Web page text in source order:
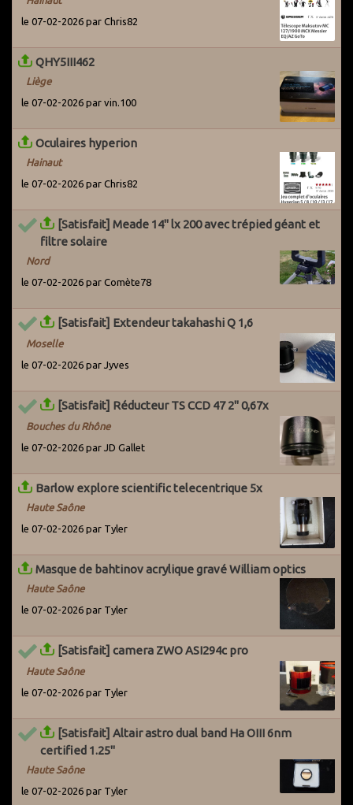
le 07-02-2026 par Chris82
QHY5III462
Liège
le 07-02-2026 par vin.100
Oculaires hyperion
Hainaut
le 07-02-2026 par Chris82
[Satisfait] Meade 14" lx 200 avec trépied géant et
filtre solaire
Nord
le 07-02-2026 par Comète78
[Satisfait] Extendeur takahashi Q 1,6
Moselle
le 07-02-2026 par Jyves
[Satisfait] Réducteur TS CCD 47 2" 0,67x
Bouches du Rhône
le 07-02-2026 par JD Gallet
Barlow explore scientific telecentrique 5x
Haute Saône
le 07-02-2026 par Tyler
Masque de bahtinov acrylique gravé William optics
Haute Saône
le 07-02-2026 par Tyler
[Satisfait] camera ZWO ASI294c pro
Haute Saône
le 07-02-2026 par Tyler
[Satisfait] Altair astro dual band Ha OIII 6nm
certified 1.25"
Haute Saône
le 07-02-2026 par Tyler